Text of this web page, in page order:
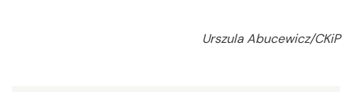
Urszula Abucewicz/CKiP